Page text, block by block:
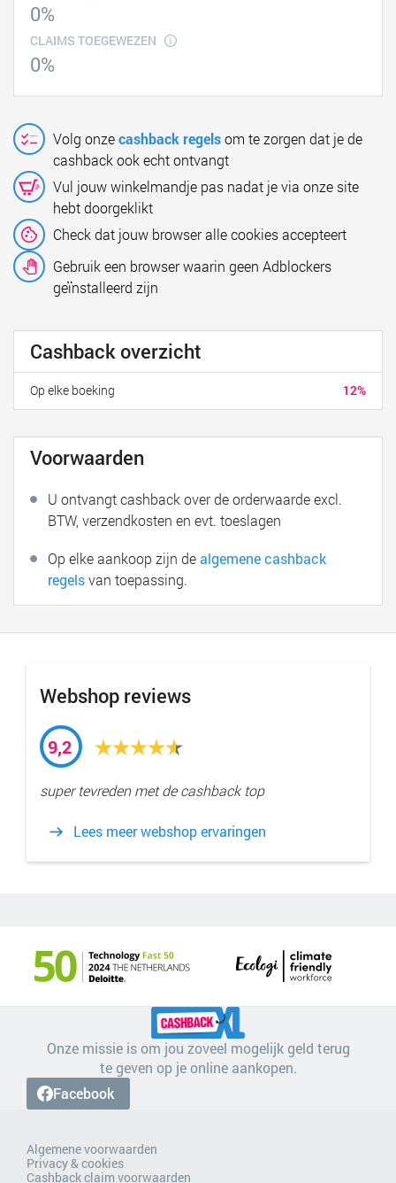
0%
CLAIMS TOEGEWEZEN
0%
Volg onzecashback regelsom te zorgen dat je de
cashback ook echt ontvangt
Vul jouw winkelmandje pas nadat je via onze site
hebt doorgeklikt
Check dat jouw browser alle cookies accepteert
Gebruik een browser waarin geen Adblockers
geïnstalleerd zijn
Cashback overzicht
12%
Op elke boeking
Voorwaarden
U ontvangt cashback over de orderwaarde excl.
BTW, verzendkosten en evt. toeslagen
Op elke aankoop zijn dealgemene cashback
regelsvan toepassing.
Webshop reviews
9,2
super tevreden met de cashback top
Lees meer webshop ervaringen
Onze missie is om jou zoveel mogelijk geld terug
te geven op je online aankopen.
Facebook
Algemene voorwaarden
Privacy & cookies
Cashback claim voorwaarden